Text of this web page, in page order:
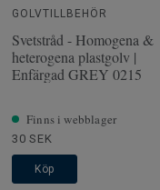
GOLVTILLBEHÖR
Svetstråd - Homogena &
heterogena plastgolv |
Enfärgad GREY 0215
Finns i webblager
30 SEK
Köp